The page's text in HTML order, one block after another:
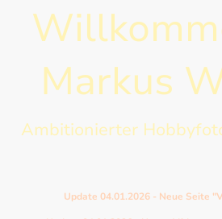
Markus
Ambitionierter
Update 04.01.2026 - Neue Seite